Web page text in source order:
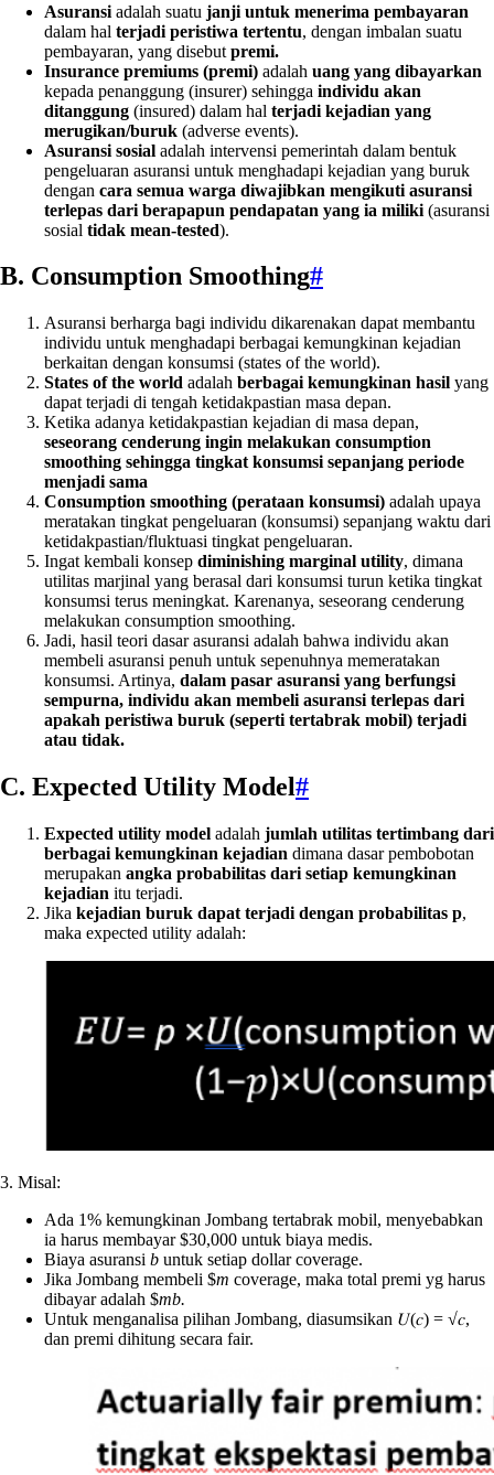
Asuransi adalah suatu janji untuk menerima pembayaran
dalam hal terjadi peristiwa tertentu, dengan imbalan suatu
pembayaran, yang disebut premi.
Insurance premiums (premi) adalah uang yang dibayarkan
kepada penanggung (insurer) sehingga individu akan
ditanggung (insured) dalam hal terjadi kejadian yang
merugikan/buruk (adverse events).
Asuransi sosial adalah intervensi pemerintah dalam bentuk
pengeluaran asuransi untuk menghadapi kejadian yang buruk
dengan cara semua warga diwajibkan mengikuti asuransi
terlepas dari berapapun pendapatan yang ia miliki (asuransi
sosial tidak mean-tested).
B. Consumption Smoothing#
Asuransi berharga bagi individu dikarenakan dapat membantu
individu untuk menghadapi berbagai kemungkinan kejadian
berkaitan dengan konsumsi (states of the world).
States of the world adalah berbagai kemungkinan hasil yang
dapat terjadi di tengah ketidakpastian masa depan.
Ketika adanya ketidakpastian kejadian di masa depan,
seseorang cenderung ingin melakukan consumption
smoothing sehingga tingkat konsumsi sepanjang periode
menjadi sama
Consumption smoothing (perataan konsumsi) adalah upaya
meratakan tingkat pengeluaran (konsumsi) sepanjang waktu dari
ketidakpastian/fluktuasi tingkat pengeluaran.
Ingat kembali konsep diminishing marginal utility, dimana
utilitas marjinal yang berasal dari konsumsi turun ketika tingkat
konsumsi terus meningkat. Karenanya, seseorang cenderung
melakukan consumption smoothing.
Jadi, hasil teori dasar asuransi adalah bahwa individu akan
membeli asuransi penuh untuk sepenuhnya memeratakan
konsumsi. Artinya, dalam pasar asuransi yang berfungsi
sempurna, individu akan membeli asuransi terlepas dari
apakah peristiwa buruk (seperti tertabrak mobil) terjadi
atau tidak.
C. Expected Utility Model#
Expected utility model adalah jumlah utilitas tertimbang dari
berbagai kemungkinan kejadian dimana dasar pembobotan
merupakan angka probabilitas dari setiap kemungkinan
kejadian itu terjadi.
Jika kejadian buruk dapat terjadi dengan probabilitas p,
maka expected utility adalah:
3. Misal:
Ada 1% kemungkinan Jombang tertabrak mobil, menyebabkan
ia harus membayar $30,000 untuk biaya medis.
Biaya asuransi b untuk setiap dollar coverage.
Jika Jombang membeli $m coverage, maka total premi yg harus
dibayar adalah $mb.
Untuk menganalisa pilihan Jombang, diasumsikan 𝑈(𝑐) = √𝑐,
dan premi dihitung secara fair.